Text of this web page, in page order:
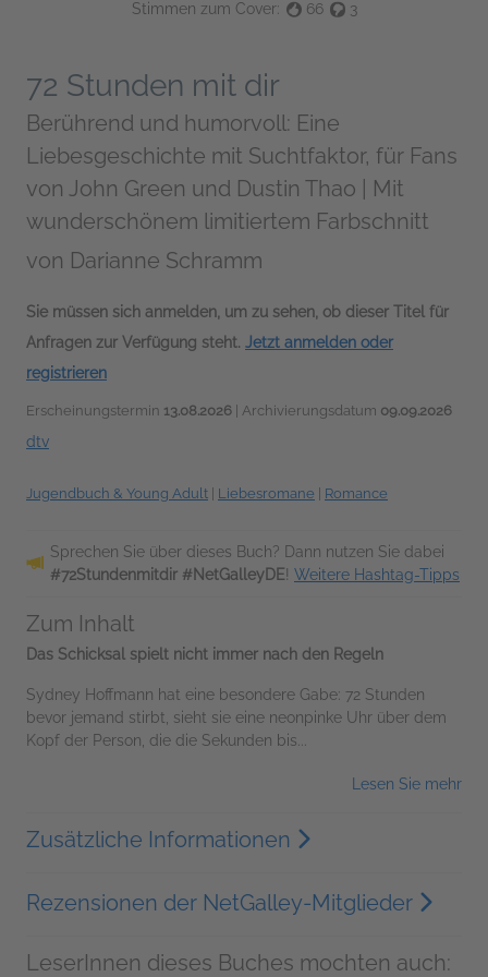
Stimmen zum Cover: 66 3
72 Stunden mit dir
Berührend und humorvoll: Eine
Liebesgeschichte mit Suchtfaktor, für Fans
von John Green und Dustin Thao | Mit
wunderschönem limitiertem Farbschnitt
von Darianne Schramm
Sie müssen sich anmelden, um zu sehen, ob dieser Titel für
Anfragen zur Verfügung steht. Jetzt anmelden oder
registrieren
Erscheinungstermin 13.08.2026 | Archivierungsdatum 09.09.2026
dtv
Jugendbuch & Young Adult | Liebesromane | Romance
Sprechen Sie über dieses Buch? Dann nutzen Sie dabei
#72Stundenmitdir #NetGalleyDE! Weitere Hashtag-Tipps
Zum Inhalt
Das Schicksal spielt nicht immer nach den Regeln
Sydney Hoffmann hat eine besondere Gabe: 72 Stunden
bevor jemand stirbt, sieht sie eine neonpinke Uhr über dem
Kopf der Person, die die Sekunden bis...
Lesen Sie mehr
Zusätzliche Informationen
Rezensionen der NetGalley-Mitglieder
LeserInnen dieses Buches mochten auch: